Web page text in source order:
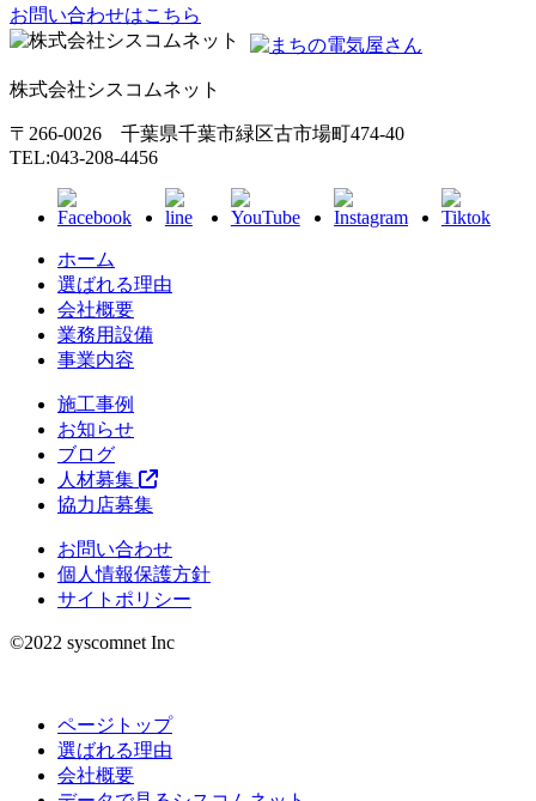
お問い合わせはこちら
株式会社シスコムネット
〒266-0026 千葉県千葉市緑区古市場町474-40
TEL:043-208-4456
ホーム
選ばれる理由
会社概要
業務用設備
事業内容
施工事例
お知らせ
ブログ
人材募集
協力店募集
お問い合わせ
個人情報保護方針
サイトポリシー
©︎2022 syscomnet Inc
ページトップ
選ばれる理由
会社概要